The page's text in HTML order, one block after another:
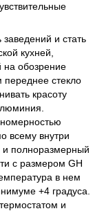
и стать
кухней,
обозрение
переднее стекло
красоту
всему внутри
полноразмерный
с размером GH
в нем
+4 градуса.
и